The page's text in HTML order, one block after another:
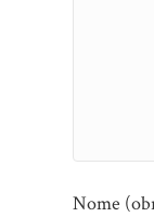
Nome